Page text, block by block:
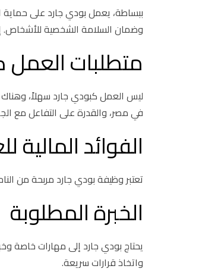
ببساطة، يعمل بودي جارد على حماية
وضمان السلامة الشخصية للأشخاص.
متطلبات العمل
ليس العمل كبودي جارد سهلاً،
في مصر، والقدرة على التفاعل مع
الفوائد
تعتبر وظيفة بودي جارد مربحة من
الخبرة المطلوبة
يحتاج بودي جارد إلى مهارات خاصة
واتخاذ قرارات سريعة.